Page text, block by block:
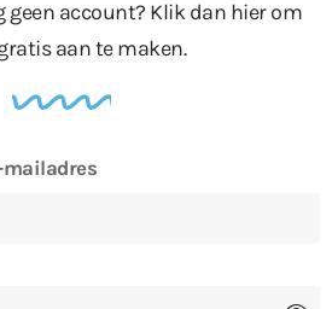
geen account? Klik dan hierom
aan te maken.